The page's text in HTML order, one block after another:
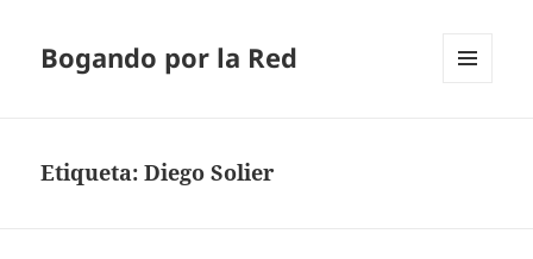
Bogando por la Red
Etiqueta:Diego Solier